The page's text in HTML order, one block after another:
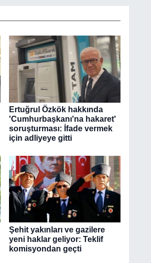
Ertuğrul Özkök hakkında
'Cumhurbaşkanı'na hakaret'
soruşturması: İfade vermek
için adliyeye gitti
Şehit yakınları ve gazilere
yeni haklar geliyor: Teklif
komisyondan geçti